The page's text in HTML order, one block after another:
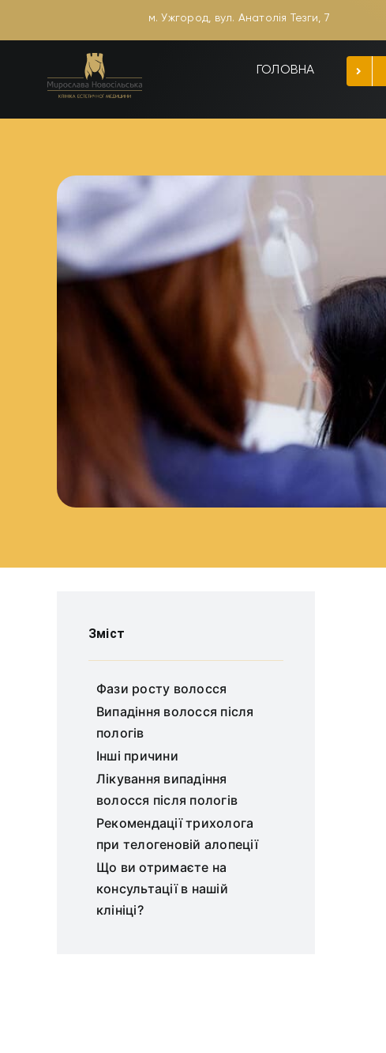
м. Ужгород, вул. Анатолія Тезги, 7
ГОЛОВНА
Зміст
Фази росту волосся
Випадіння волосся після
пологів
Інші причини
Лікування випадіння
волосся після пологів
Рекомендації трихолога
при телогеновій алопеції
Що ви отримаєте на
консультації в нашій
клініці?